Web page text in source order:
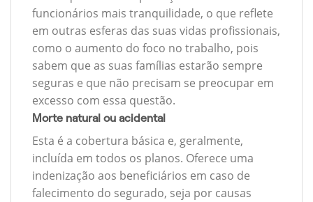
funcionários mais tranquilidade, o que reflete
em outras esferas das suas vidas profissionais,
como o aumento do foco no trabalho, pois
sabem que as suas famílias estarão sempre
seguras e que não precisam se preocupar em
excesso com essa questão.
Morte natural ou acidental
Esta é a cobertura básica e, geralmente,
incluída em todos os planos. Oferece uma
indenização aos beneficiários em caso de
falecimento do segurado, seja por causas